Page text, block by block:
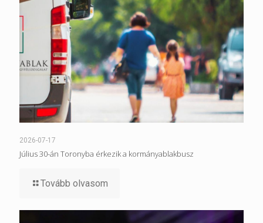
2026-07-17
Július 30-án Toronyba érkezik a kormányablakbusz
Tovább olvasom